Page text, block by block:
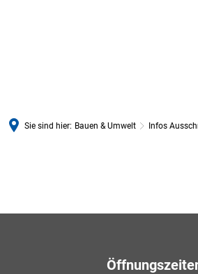
Sie sind hier: Bauen & Umwelt Infos